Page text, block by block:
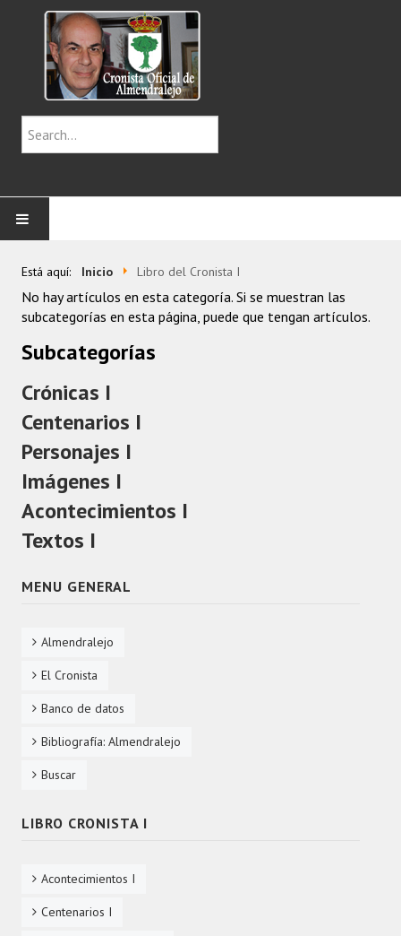
CENTENARIOS
CRÓNICAS
IMÁGENES
TEXTOS
ACONTECIMIENTOS
PERSONAJES
Está aquí: Inicio Libro del Cronista I
No hay artículos en esta categoría. Si se muestran las
subcategorías en esta página, puede que tengan artículos.
Subcategorías
Crónicas I
Centenarios I
Personajes I
Imágenes I
Acontecimientos I
Textos I
MENU GENERAL
Almendralejo
El Cronista
Banco de datos
Bibliografía: Almendralejo
Buscar
LIBRO CRONISTA I
Acontecimientos I
Centenarios I